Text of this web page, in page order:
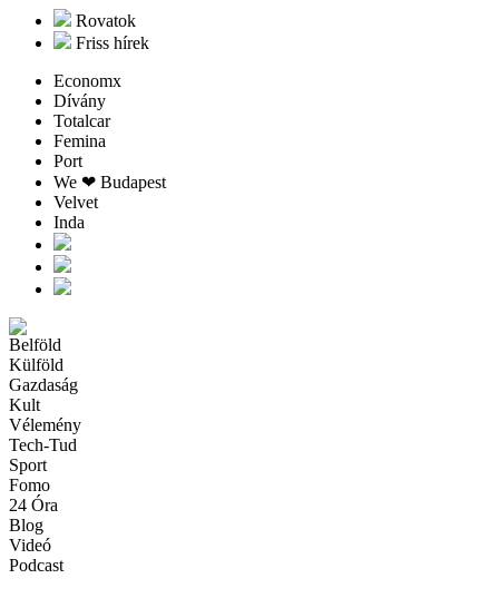
Rovatok
Friss hírek
Economx
Dívány
Totalcar
Femina
Port
We ❤︎ Budapest
Velvet
Inda
Belföld
Külföld
Gazdaság
Kult
Vélemény
Tech-Tud
Sport
Fomo
24 Óra
Blog
Videó
Podcast